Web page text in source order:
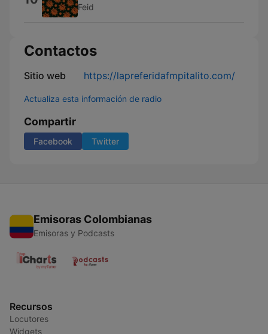
Feid
Contactos
Sitio web https://lapreferidafmpitalito.com/
Actualiza esta información de radio
Compartir
Facebook Twitter
Emisoras Colombianas
Emisoras y Podcasts
Recursos
Locutores
Widgets